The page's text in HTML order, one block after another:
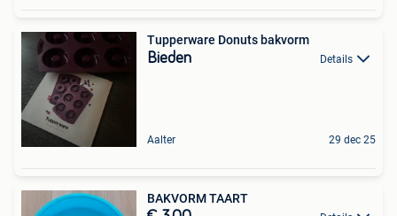
Tupperware Donuts bakvorm
Bieden Details
Aalter 29 dec 25
BAKVORM TAART